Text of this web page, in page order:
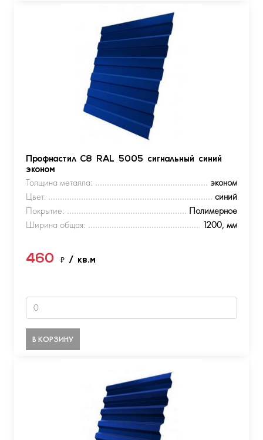
Профнастил С8 RAL 5005 сигнальный синий
эконом
Толщина металла:
эконом
Цвет:
синий
Покрытие:
Полимерное
Ширина общая:
1200, мм
460 ₽ / кв.м
В КОРЗИНУ